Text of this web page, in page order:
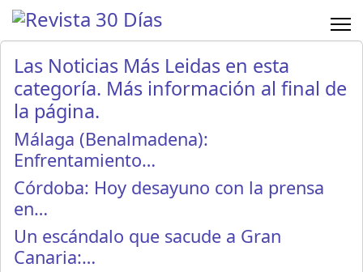
Las Noticias Más Leidas en esta
categoría. Más información al final de
la página.
Málaga (Benalmadena):
Enfrentamiento…
Córdoba: Hoy desayuno con la prensa
en…
Un escándalo que sacude a Gran
Canaria:…